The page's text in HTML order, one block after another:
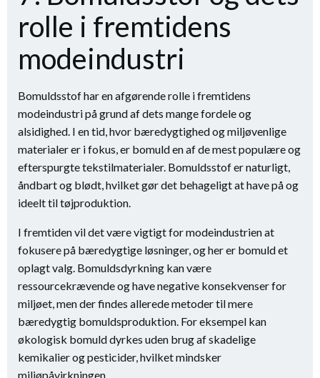
rolle i fremtidens
modeindustri
Bomuldsstof har en afgørende rolle i fremtidens
modeindustri på grund af dets mange fordele og
alsidighed. I en tid, hvor bæredygtighed og miljøvenlige
materialer er i fokus, er bomuld en af de mest populære og
efterspurgte tekstilmaterialer. Bomuldsstof er naturligt,
åndbart og blødt, hvilket gør det behageligt at have på og
ideelt til tøjproduktion.
I fremtiden vil det være vigtigt for modeindustrien at
fokusere på bæredygtige løsninger, og her er bomuld et
oplagt valg. Bomuldsdyrkning kan være
ressourcekrævende og have negative konsekvenser for
miljøet, men der findes allerede metoder til mere
bæredygtig bomuldsproduktion. For eksempel kan
økologisk bomuld dyrkes uden brug af skadelige
kemikalier og pesticider, hvilket mindsker
miljøpåvirkningen.